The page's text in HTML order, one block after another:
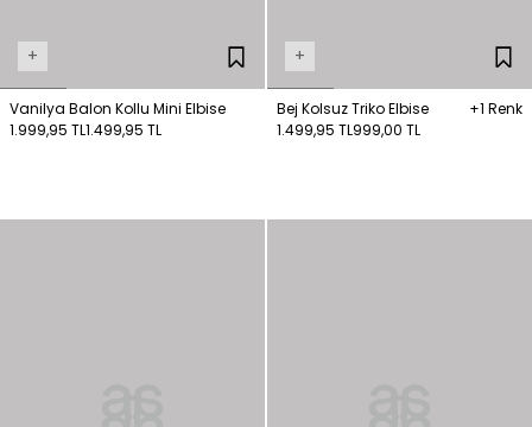
+
Vanilya Balon Kollu Mini Elbise
1.999,95 TL1.499,95 TL
+
Bej Kolsuz Triko Elbise
+1 Renk
1.499,95 TL999,00 TL